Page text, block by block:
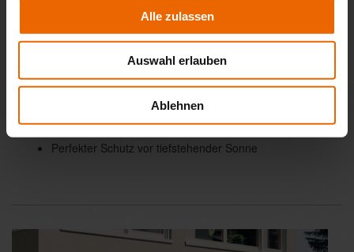
Alle zulassen
Auswahl erlauben
Ablehnen
Antrieb durch Kurbel oder Motor
Komfortable Bedienung durch WMS Komfort-Steuerung
Perfekter Schutz vor tiefstehender Sonne